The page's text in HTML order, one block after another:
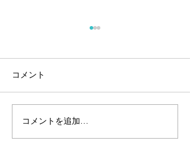
個人事業主・フリーラン
スには欠かせない確定申
コメント
コメントを追加…